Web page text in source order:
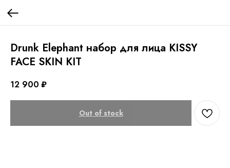
Drunk Elephant набор для лица KISSY
FACE SKIN KIT
12 900 ₽
Out of stock